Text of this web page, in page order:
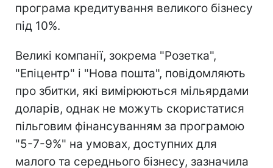
програма кредитування великого бізнесу
під 10%.
Великі компанії, зокрема "Розетка",
"Епіцентр" і "Нова пошта", повідомляють
про збитки, які вимірюються мільярдами
доларів, однак не можуть скористатися
пільговим фінансуванням за програмою
"5-7-9%" на умовах, доступних для
малого та середнього бізнесу, зазначила